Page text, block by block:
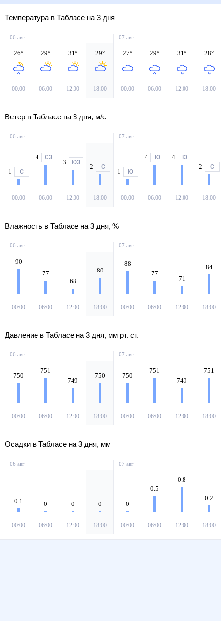
Температура в Табласе на 3 дня
06 авг
26°
00:00
29°
06:00
31°
12:00
29°
18:00
07 авг
27°
00:00
29°
06:00
31°
12:00
28°
18:00
Ветер в Табласе на 3 дня, м/с
06 авг
1 С
00:00
4 СЗ
06:00
3 ЮЗ
12:00
2 С
18:00
07 авг
1 Ю
00:00
4 Ю
06:00
4 Ю
12:00
2 С
18:00
Влажность в Табласе на 3 дня, %
06 авг
90
00:00
77
06:00
68
12:00
80
18:00
07 авг
88
00:00
77
06:00
71
12:00
84
18:00
Давление в Табласе на 3 дня, мм рт. ст.
06 авг
750
00:00
751
06:00
749
12:00
750
18:00
07 авг
750
00:00
751
06:00
749
12:00
751
18:00
Осадки в Табласе на 3 дня, мм
06 авг
0.1
00:00
0
06:00
0
12:00
0
18:00
07 авг
0
00:00
0.5
06:00
0.8
12:00
0.2
18:00